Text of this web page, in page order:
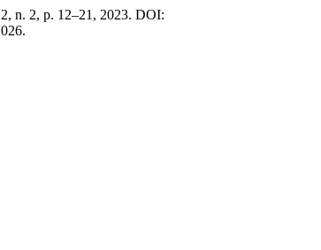
n. 2, p. 12–21, 2023. DOI: